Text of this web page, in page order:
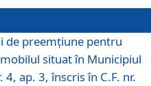
de preemţiune pentru
situat în Municipiul
ap. 3, înscris în C.F. nr.